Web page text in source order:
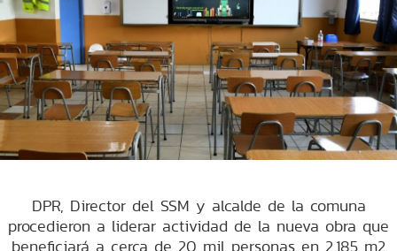
DPR, Director del SSM y alcalde de la comuna
procedieron a liderar actividad de la nueva obra que
beneficiará a cerca de 20 mil personas en 2.185 m2